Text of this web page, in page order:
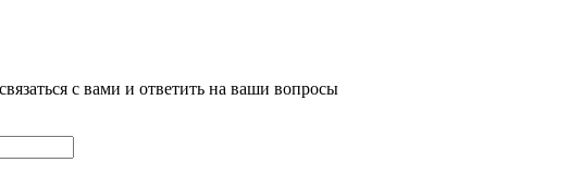
с вами и ответить на ваши вопросы